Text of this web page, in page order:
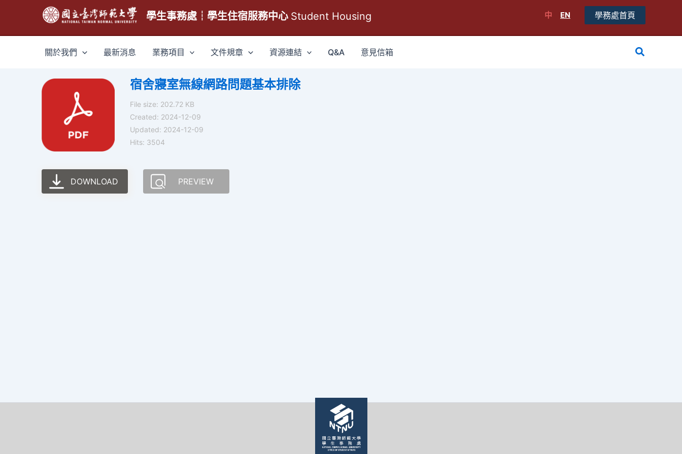
主
學生事務處┆學生住宿服務中心 Student Housing 中 EN 學務處首頁
關於我們 最新消息 業務項目 文件規章 資源連結 Q&A 意見信箱
搜
宿舍寢室無線網路問題基本排除
File size: 202.72 KB
Created: 2024-12-09
Updated: 2024-12-09
Hits: 3504
DOWNLOAD PREVIEW